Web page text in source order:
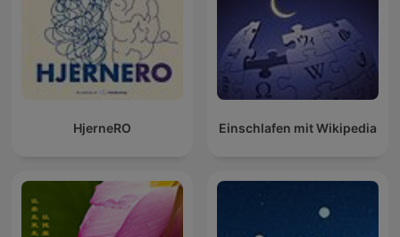
HjerneRO Einschlafen mit Wikipedia